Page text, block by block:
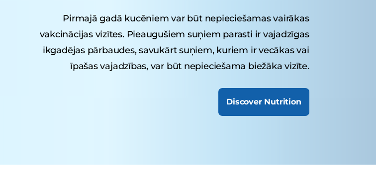
Pirmajā gadā kucēniem var būt nepieciešamas vairākas
vakcinācijas vizītes. Pieaugušiem suņiem parasti ir vajadzīgas
ikgadējas pārbaudes, savukārt suņiem, kuriem ir vecākas vai
īpašas vajadzības, var būt nepieciešama biežāka vizīte.
Discover Nutrition